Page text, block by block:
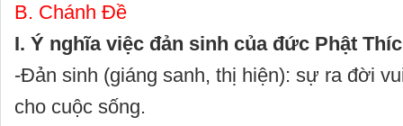
B. Chánh Đề
I. Ý nghĩa việc đản sinh của đức Phật
-Đản sinh (giáng sanh, thị hiện): sự ra đời
cho cuộc sống.